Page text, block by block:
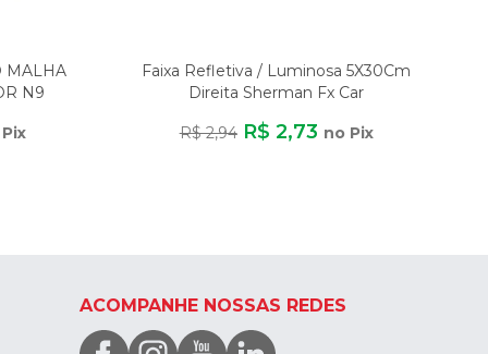
MALHA
N9
Faixa Refletiva / Luminosa 5X30Cm
Direita Sherman Fx Car
R$ 2,94 R$ 2,73 no Pix
ACOMPANHE NOSSAS REDES